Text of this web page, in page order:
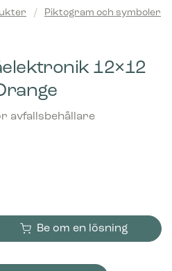
/
Piktogram och symboler
12×12
avfallsbehållare
cm Magnetisk Orange mängd
Be om en lösning